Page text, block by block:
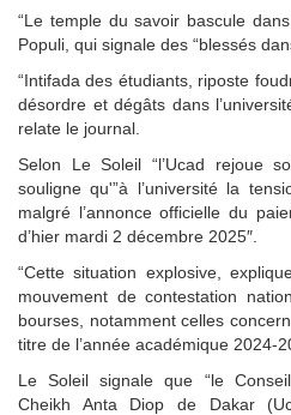
“Le temple du savoir bascule
Populi, qui signale des “blessés
“Intifada des étudiants, riposte
désordre et dégâts dans
relate le journal.
Selon Le Soleil “l’Ucad rejoue
souligne qu'”à l’université la
malgré l’annonce officielle du
d’hier mardi 2 décembre 2025″.
“Cette situation explosive,
mouvement de contestation
bourses, notamment celles
titre de l’année académique 2024-
Le Soleil signale que “le
Cheikh Anta Diop de Dakar